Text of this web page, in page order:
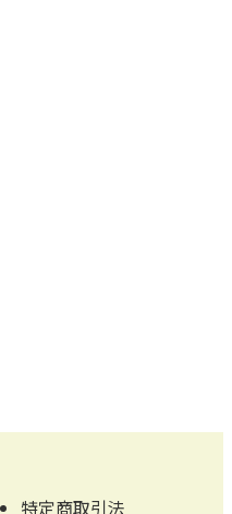
特定商取引法